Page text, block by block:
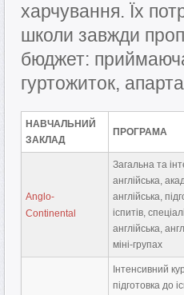
харчування. Їх
школи завжди
бюджет:
гуртожиток,
НАВЧАЛЬНИЙ
ЗАКЛАД
ПРОГРАМА
Anglo-
Continental
Загальна та
англійська,
англійська,
іспитів,
англійська,
міні-групах
Інтенсивний
підготовка до